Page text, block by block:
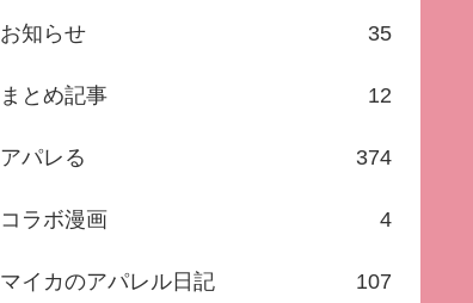
お知らせ 35
まとめ記事 12
アパレる 374
コラボ漫画 4
マイカのアパレル日記 107